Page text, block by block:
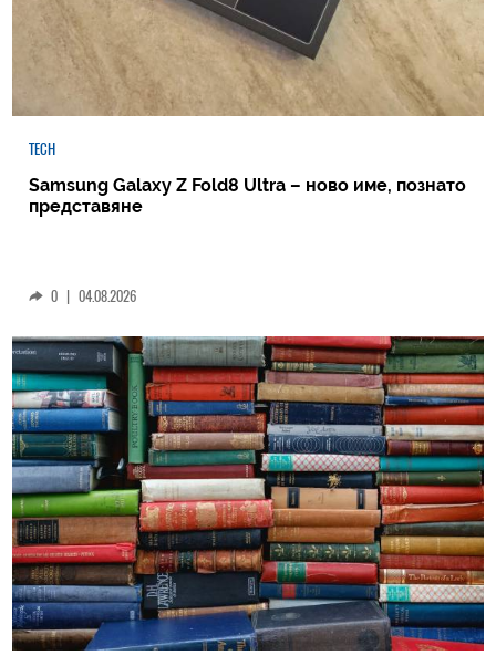
TECH
Samsung Galaxy Z Fold8 Ultra – ново име, познато
представяне
0 | 04.08.2026